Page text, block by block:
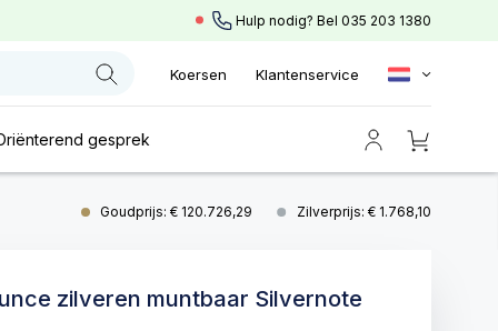
Hulp nodig? Bel 035 203 1380
Koersen Klantenservice
gesprek
Goudprijs: € 120.726,29 Zilverprijs: € 1.768,10
zilveren muntbaar Silvernote